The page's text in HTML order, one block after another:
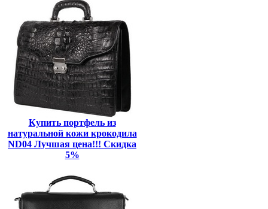
Купить портфель из
натуральной кожи крокодила
ND04 Лучшая цена!!! Скидка
5%